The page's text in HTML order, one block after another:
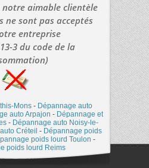
aimable clientèle
ne sont pas acceptés
entreprise
3 du code de la
Mons- Dépannage auto
auto Arpajon - Dépannage et
- Dépannage auto Noisy-le-
Créteil - Dépannage poids
poids lourd Toulon -
poids lourd Reims